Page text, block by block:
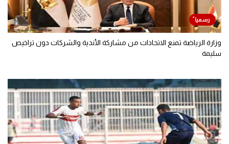
وزارة الرياضة تمنع الاتحادات من مشاركة الأندية والشركات دون تراخيص
سليمة